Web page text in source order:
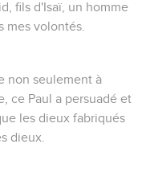
fils d'Isaï, un homme
volontés.
non seulement à
ce Paul a persuadé et
les dieux fabriqués
dieux.